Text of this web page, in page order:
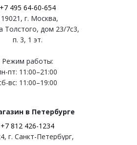
+7 495 64-60-654
, г. Москва,
Толстого, дом 23/7c3,
п. 3, 1 эт.
Режим работы:
пт: 11:00–21:00
вс: 11:00–19:00
в Петербурге
+7 812 426-1234
, г. Санкт-Петербург,